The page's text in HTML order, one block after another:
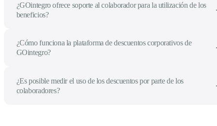
¿GOintegro ofrece soporte al colaborador para la utilización de los
beneficios?
¿Cómo funciona la plataforma de descuentos corporativos de
GOintegro?
¿Es posible medir el uso de los descuentos por parte de los
colaboradores?